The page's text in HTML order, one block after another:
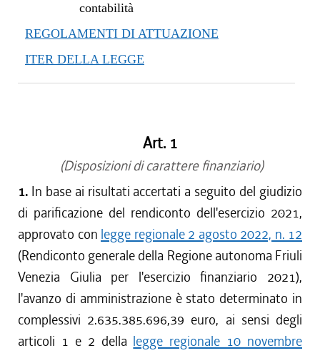
contabilità
REGOLAMENTI DI ATTUAZIONE
ITER DELLA LEGGE
Art. 1
(Disposizioni di carattere finanziario)
1. In base ai risultati accertati a seguito del giudizio
di parificazione del rendiconto dell'esercizio 2021,
approvato con legge regionale 2 agosto 2022, n. 12
(Rendiconto generale della Regione autonoma Friuli
Venezia Giulia per l'esercizio finanziario 2021),
l'avanzo di amministrazione è stato determinato in
complessivi 2.635.385.696,39 euro, ai sensi degli
articoli 1 e 2 della legge regionale 10 novembre